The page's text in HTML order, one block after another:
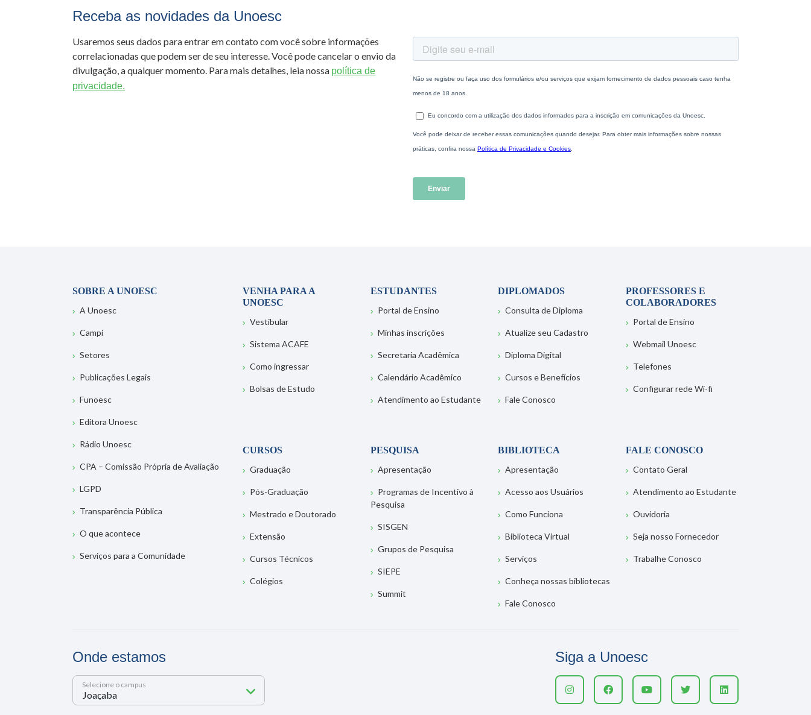
Receba as novidades da Unoesc
Usaremos seus dados para entrar em contato com você sobre informações
correlacionadas que podem ser de seu interesse. Você pode cancelar o envio da
divulgação, a qualquer momento. Para mais detalhes, leia nossa política de
privacidade.
SOBRE A UNOESC
A Unoesc
Campi
Setores
Publicações Legais
Funoesc
Editora Unoesc
Rádio Unoesc
CPA – Comissão Própria de Avaliação
LGPD
Transparência Pública
O que acontece
Serviços para a Comunidade
VENHA PARA A
UNOESC
Vestibular
Sistema ACAFE
Como ingressar
Bolsas de Estudo
ESTUDANTES
Portal de Ensino
Minhas inscrições
Secretaria Acadêmica
Calendário Acadêmico
Atendimento ao Estudante
DIPLOMADOS
Consulta de Diploma
Atualize seu Cadastro
Diploma Digital
Cursos e Benefícios
Fale Conosco
PROFESSORES E
COLABORADORES
Portal de Ensino
Webmail Unoesc
Telefones
Configurar rede Wi-fi
CURSOS
Graduação
Pós-Graduação
Mestrado e Doutorado
Extensão
Cursos Técnicos
Colégios
PESQUISA
Apresentação
Programas de Incentivo à
Pesquisa
SISGEN
Grupos de Pesquisa
SIEPE
Summit
BIBLIOTECA
Apresentação
Acesso aos Usuários
Como Funciona
Biblioteca Virtual
Serviços
Conheça nossas bibliotecas
Fale Conosco
FALE CONOSCO
Contato Geral
Atendimento ao Estudante
Ouvidoria
Seja nosso Fornecedor
Trabalhe Conosco
Onde estamos
Selecione o campus
Siga a Unoesc